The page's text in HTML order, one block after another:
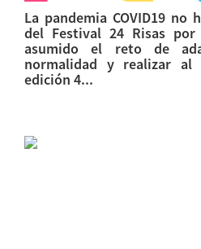
La pandemia COVID19
del Festival 24 Risas
asumido el reto de
normalidad y realizar
edición 4...